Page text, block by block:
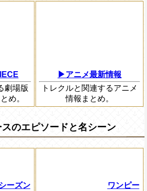
劇場版
め。
▶アニメ最新情報
トレクルと関連するアニメ
情報まとめ。
のエピソードと名シーン
ーズン
ワンピー